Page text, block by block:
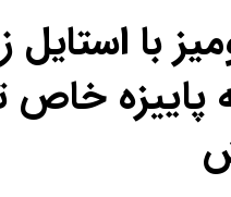
با
پاییزه